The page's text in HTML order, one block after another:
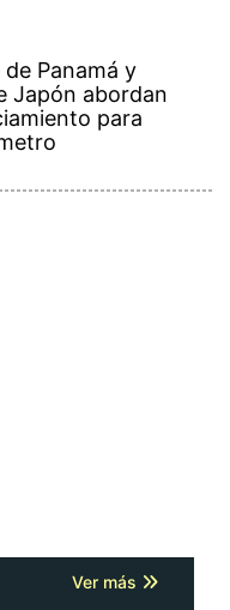
Panamá y
Japón abordan
para
Ver más